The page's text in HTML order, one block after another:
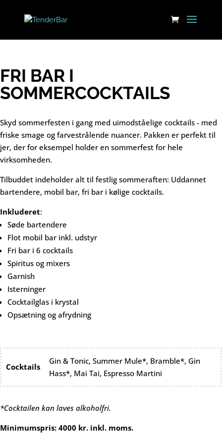
FRI BAR I
SOMMERCOCKTAILS
Skyd sommerfesten i gang med uimodståelige cocktails - med
friske smage og farvestrålende nuancer. Pakken er perfekt til
jer, der for eksempel holder en sommerfest for hele
virksomheden.
Tilbuddet indeholder alt til festlig sommeraften: Uddannet
bartendere, mobil bar, fri bar i kølige cocktails.
Inkluderet:
Søde bartendere
Flot mobil bar inkl. udstyr
Fri bar i 6 cocktails
Spiritus og mixers
Garnish
Isterninger
Cocktailglas i krystal
Opsætning og afrydning
Cocktails
Gin & Tonic, Summer Mule*, Bramble*, Gin
Hass*, Mai Tai, Espresso Martini
*Cocktailen kan laves alkoholfri.
Minimumspris: 4000 kr. inkl. moms.